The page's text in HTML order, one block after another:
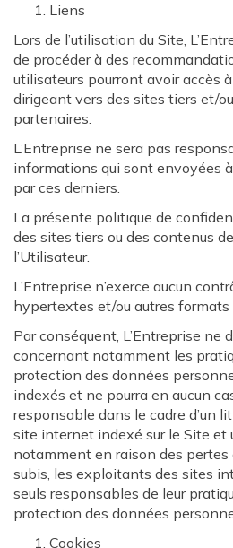
Liens
Lors de l’utilisation du Site,
de procéder à des
utilisateurs pourront avoir accès
dirigeant vers des sites tiers et/
partenaires.
L’Entreprise ne sera pas
informations qui sont envoyées
par ces derniers.
La présente politique de
des sites tiers ou des contenus
l’Utilisateur.
L’Entreprise n’exerce aucun
hypertextes et/ou autres
Par conséquent, L’Entreprise ne
concernant notamment les
protection des données
indexés et ne pourra en aucun
responsable dans le cadre d’un
site internet indexé sur le Site et
notamment en raison des pertes
subis, les exploitants des sites
seuls responsables de leur
protection des données
Cookies